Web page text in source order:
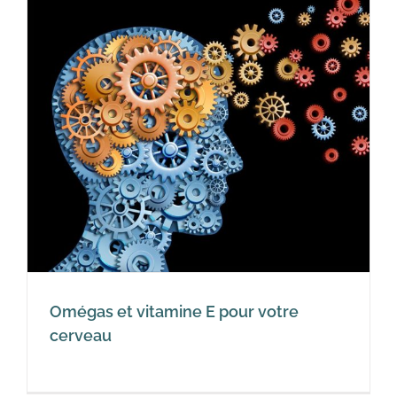
Omégas et vitamine E pour votre
cerveau